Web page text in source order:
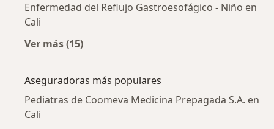
Enfermedad del Reflujo Gastroesofágico - Niño en
Cali
Ver más (15)
Aseguradoras más populares
Pediatras de Coomeva Medicina Prepagada S.A. en
Cali